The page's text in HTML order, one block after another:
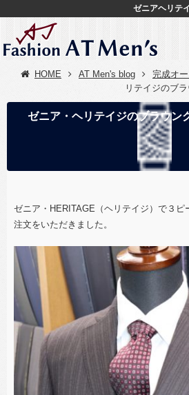
ゼニアヘリテ
HOME AT Men's blog 完成オ
リテイジのブ
ゼニア・ヘリテイジのブラウン
ゼニア・HERITAGE（ヘリテイジ）で３
注文をいただきました。